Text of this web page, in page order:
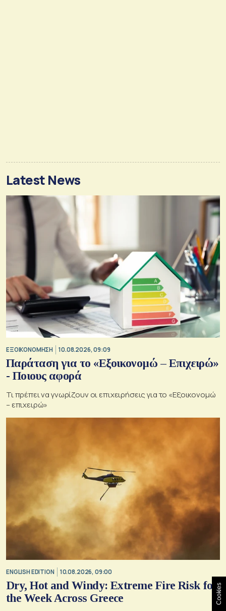
Latest News
ΕΞΟΙΚΟΝΟΜΗΣΗ 10.08.2026, 09:09
Παράταση για το «Εξοικονομώ – Επιχειρώ»
- Ποιους αφορά
Τι πρέπει να γνωρίζουν οι επιχειρήσεις για το «Εξοικονομώ
– επιχειρώ»
ENGLISH EDITION 10.08.2026, 09:00
Dry, Hot and Windy: Extreme Fire Risk for
the Week Across Greece
Cookies